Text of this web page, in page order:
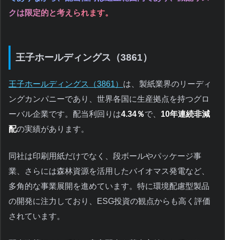
クは限定的と考えられます。
王子ホールディングス（3861）
王子ホールディングス（3861） は、製紙業界のリーディ
ングカンパニーであり、世界各国に生産拠点を持つグロ
ーバル企業です。配当利回りは4.34％で、 10年連続非減
配の実績があります。
同社は印刷用紙だけでなく、段ボールやパッケージ事
業、さらには森林資源を活用したバイオマス発電など、
多角的な事業展開を進めています。特に環境配慮型製品
の開発に注力しており、ESG投資の観点からも高く評価
されています。